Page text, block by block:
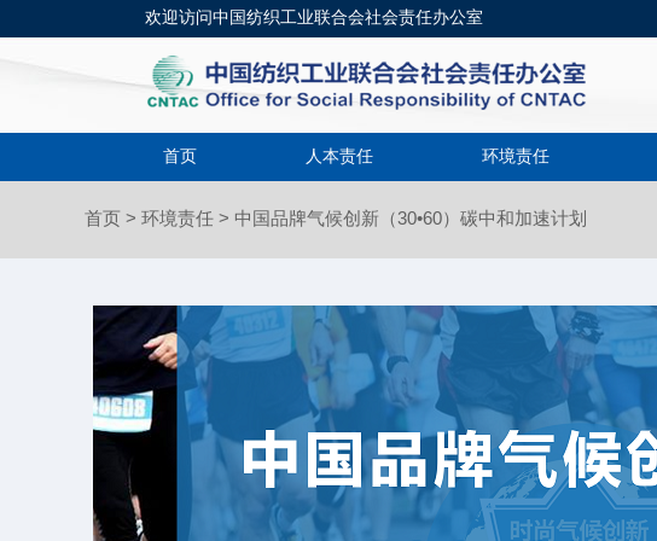
欢迎访问中国纺织工业联合会社会责任办公室
首页 人本责任 环境责任
首页 > 环境责任 > 中国品牌气候创新（30•60）碳中和加速计划